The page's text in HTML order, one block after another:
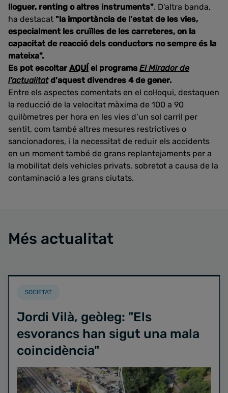
lloguer, renting o altres instruments". D'altra banda,
ha destacat "la importància de l'estat de les vies,
especialment les cruïlles de les carreteres, on la
capacitat de reacció dels conductors no sempre és la
mateixa".
Es pot escoltar AQUÍ el programa El Mirador de
l'actualitatd'aquest divendres 4 de gener.
Entre els aspectes comentats en el col·loqui, destaquen
la reducció de la velocitat màxima de 100 a 90
quilòmetres per hora en les vies d’un sol carril per
sentit, com també altres mesures restrictives o
sancionadores, i la necessitat de reduir els accidents
en un moment també de grans replantejaments per a
la mobilitat dels vehicles privats, sobretot a causa de la
contaminació a les grans ciutats.
Més actualitat
SOCIETAT
Jordi Vilà, geòleg: "Els
esvorancs han sigut una mala
coincidència"